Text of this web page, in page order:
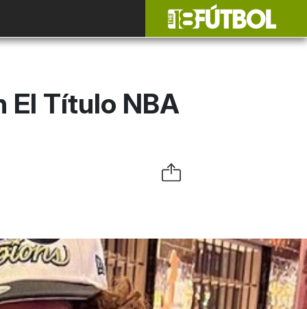
El Título NBA